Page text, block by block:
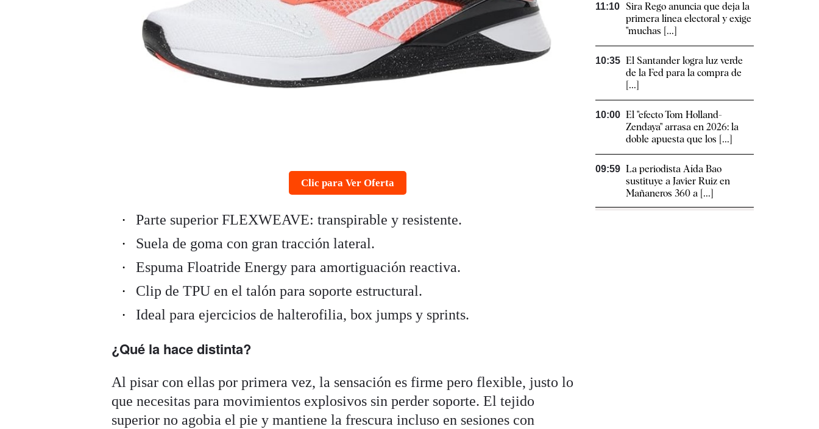
Clic para Ver Oferta
Parte superior FLEXWEAVE: transpirable y resistente.
Suela de goma con gran tracción lateral.
Espuma Floatride Energy para amortiguación reactiva.
Clip de TPU en el talón para soporte estructural.
Ideal para ejercicios de halterofilia, box jumps y sprints.
¿Qué la hace distinta?
Al pisar con ellas por primera vez, la sensación es firme pero flexible, justo lo
que necesitas para movimientos explosivos sin perder soporte. El tejido
superior no agobia el pie y mantiene la frescura incluso en sesiones con
11:10
Sira Rego anuncia que deja la
primera línea electoral y exige
"muchas [...]
10:35 El Santander logra luz verde
de la Fed para la compra de
[...]
10:00 El "efecto Tom Holland-
Zendaya" arrasa en 2026: la
doble apuesta que los [...]
09:59 La periodista Aída Bao
sustituye a Javier Ruiz en
Mañaneros 360 a [...]